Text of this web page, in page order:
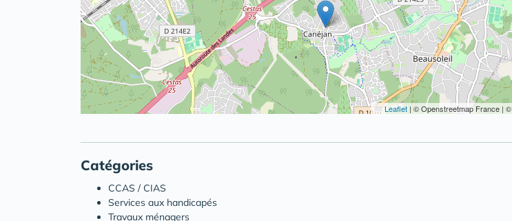
Leaflet | © Openstreetmap France | ©
Catégories
CCAS / CIAS
Services aux handicapés
Travaux ménagers